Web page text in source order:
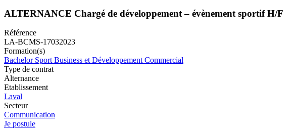
ALTERNANCE Chargé de développement – évènement sportif H/F
Référence
LA-BCMS-17032023
Formation(s)
Bachelor Sport Business et Développement Commercial
Type de contrat
Alternance
Etablissement
Laval
Secteur
Communication
Je postule